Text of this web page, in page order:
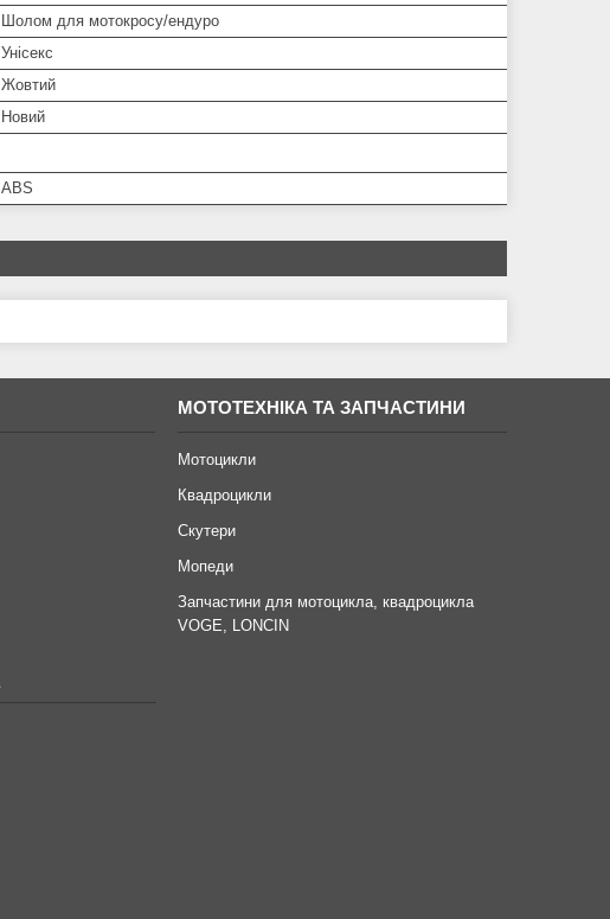
Шолом для мотокросу/ендуро
Унісекс
Жовтий
Новий
ABS
МОТОТЕХНІКА ТА ЗАПЧАСТИНИ
Мотоцикли
Квадроцикли
Скутери
Мопеди
Запчастини для мотоцикла, квадроцикла
VOGE, LONCIN